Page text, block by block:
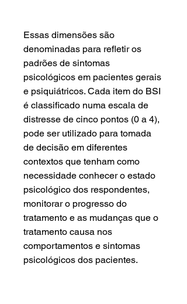
Essas dimensões são
denominadas para refletir os
padrões de sintomas
psicológicos em pacientes gerais
e psiquiátricos. Cada item do BSI
é classificado numa escala de
distresse de cinco pontos (0 a 4),
pode ser utilizado para tomada
de decisão em diferentes
contextos que tenham como
necessidade conhecer o estado
psicológico dos respondentes,
monitorar o progresso do
tratamento e as mudanças que o
tratamento causa nos
comportamentos e sintomas
psicológicos dos pacientes.